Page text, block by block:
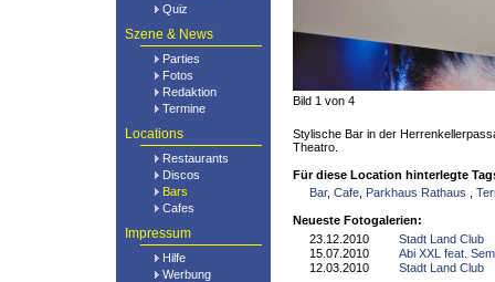
Quiz
Szene & News
Parties
Fotos
Redaktion
Termine
Locations
Restaurants
Discos
Bars
Cafes
Impressum
Hilfe
Werbung
Bild 1 von 4
Stylische Bar in der
Theatro.
Für diese Location hinterlegte
Bar, Cafe Parkhaus Rathaus
Neueste Fotogalerien:
23.12.2010
Stadt Land Club
15.07.2010
Abi XXL feat.
12.03.2010
Stadt Land Club